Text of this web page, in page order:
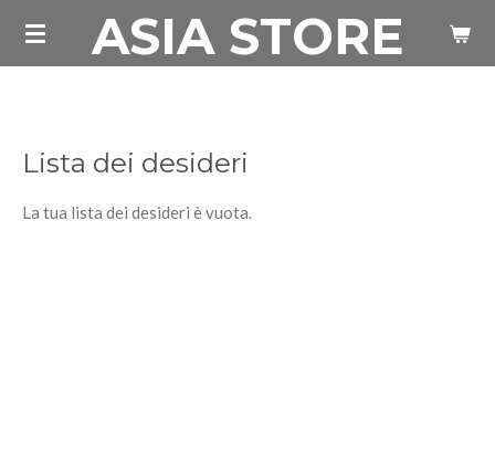
Vai
ASIA STORE
Lista dei desideri
La tua lista dei desideri è vuota.